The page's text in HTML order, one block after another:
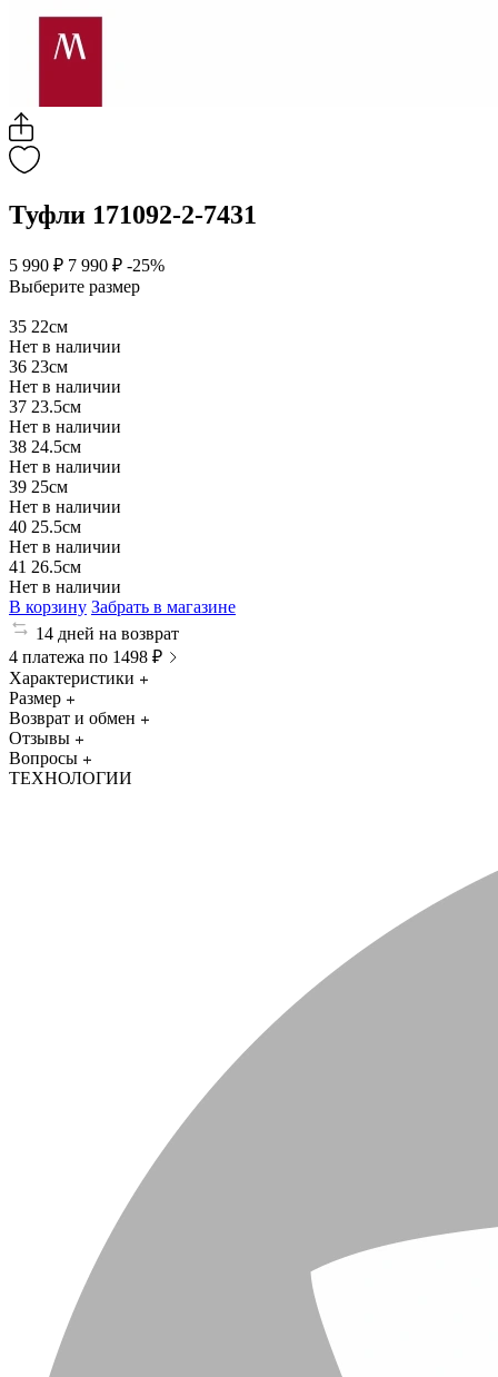
Туфли 171092-2-7431
5 990 ₽ 7 990 ₽ -25%
Выберите размер
35 22см
Нет в наличии
36 23см
Нет в наличии
37 23.5см
Нет в наличии
38 24.5см
Нет в наличии
39 25см
Нет в наличии
40 25.5см
Нет в наличии
41 26.5см
Нет в наличии
В корзину Забрать в магазине
14 дней на возврат
4 платежа по 1498 ₽
Характеристики
Размер
Возврат и обмен
Отзывы
Вопросы
ТЕХНОЛОГИИ